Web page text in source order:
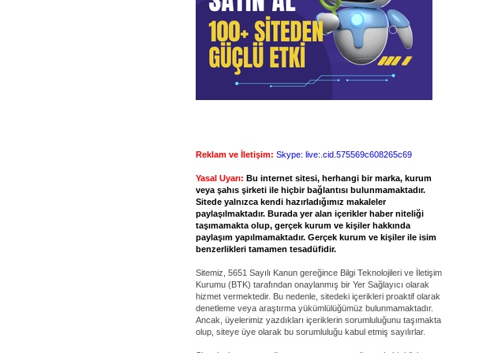
Reklam ve İletişim: Skype: live:.cid.575569c608265c69
Yasal Uyarı: Bu internet sitesi, herhangi bir marka, kurum
veya şahıs şirketi ile hiçbir bağlantısı bulunmamaktadır.
Sitede yalnızca kendi hazırladığımız makaleler
paylaşılmaktadır. Burada yer alan içerikler haber niteliği
taşımamakta olup, gerçek kurum ve kişiler hakkında
paylaşım yapılmamaktadır. Gerçek kurum ve kişiler ile isim
benzerlikleri tamamen tesadüfidir.
Sitemiz, 5651 Sayılı Kanun gereğince Bilgi Teknolojileri ve İletişim
Kurumu (BTK) tarafından onaylanmış bir Yer Sağlayıcı olarak
hizmet vermektedir. Bu nedenle, sitedeki içerikleri proaktif olarak
denetleme veya araştırma yükümlülüğümüz bulunmamaktadır.
Ancak, üyelerimiz yazdıkları içeriklerin sorumluluğunu taşımakta
olup, siteye üye olarak bu sorumluluğu kabul etmiş sayılırlar.